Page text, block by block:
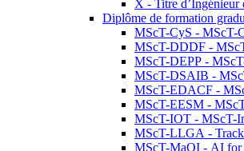
X - Titre d’Ingénieur
Diplôme de formation
MScT-CyS - MScT-
MScT-DDDF -
MScT-DEPP -
MScT-DSAIB -
MScT-EDACF -
MScT-EESM -
MScT-IOT - MScT-
MScT-LLGA - Track
MScT-MaQI - AI for